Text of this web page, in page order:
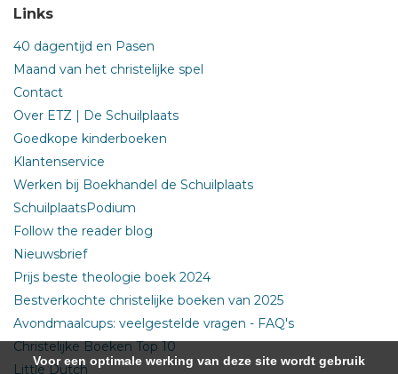
Links
40 dagentijd en Pasen
Maand van het christelijke spel
Contact
Over ETZ | De Schuilplaats
Goedkope kinderboeken
Klantenservice
Werken bij Boekhandel de Schuilplaats
SchuilplaatsPodium
Follow the reader blog
Nieuwsbrief
Prijs beste theologie boek 2024
Bestverkochte christelijke boeken van 2025
Avondmaalcups: veelgestelde vragen - FAQ's
Christelijke Boeken Top 10
Little Dutch
Voor een optimale werking van deze site wordt gebruik